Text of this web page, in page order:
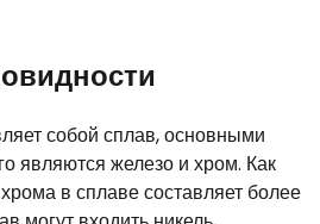
собой сплав, основными
являются железо и хром. Как
в сплаве составляет более